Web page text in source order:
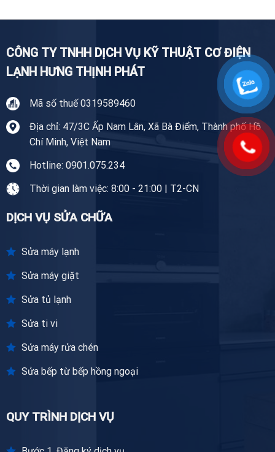
Giang
CÔNG TY TNHH DỊCH VỤ KỸ THUẬT CƠ ĐIỆN
LẠNH HƯNG THỊNH PHÁT
Mã số thuế 0319589460
Địa chỉ: 47/3C Ấp Nam Lân, Xã Bà Điểm, Thành phố Hồ
Chí Minh, Việt Nam
Hotline: 0901.075.234
Thời gian làm việc: 8:00 - 21:00 | T2-CN
DỊCH VỤ SỬA CHỮA
Sửa máy lạnh
Sửa máy giặt
Sửa tủ lạnh
Sửa ti vi
Sửa máy rửa chén
Sửa bếp từ bếp hồng ngoại
QUY TRÌNH DỊCH VỤ